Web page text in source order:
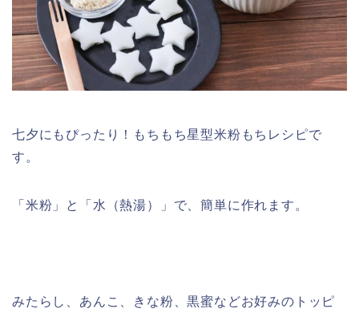
七夕にもぴったり！もちもち星型米粉もちレシピで
す。
「米粉」と「水（熱湯）」で、簡単に作れます。
みたらし、あんこ、きな粉、黒蜜などお好みのトッピ